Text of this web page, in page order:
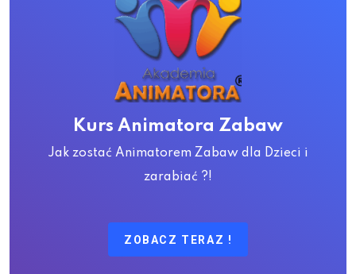
Kurs Animatora Zabaw
Jak zostać Animatorem Zabaw dla Dzieci i
zarabiać ?!
ZOBACZ TERAZ !